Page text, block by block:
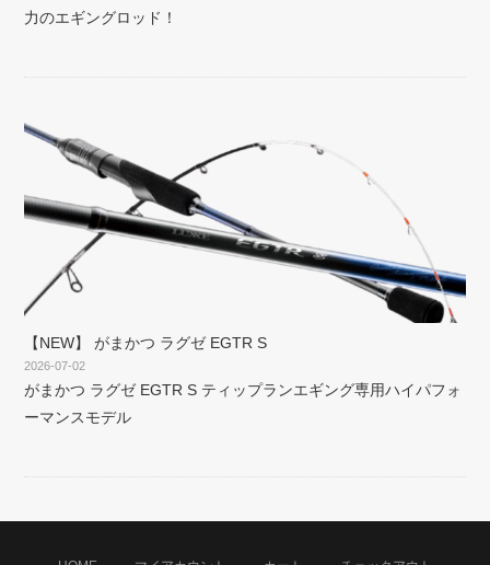
力のエギングロッド！
【NEW】 がまかつ ラグゼ EGTR S
2026-07-02
がまかつ ラグゼ EGTR S ティップランエギング専用ハイパフォ
ーマンスモデル